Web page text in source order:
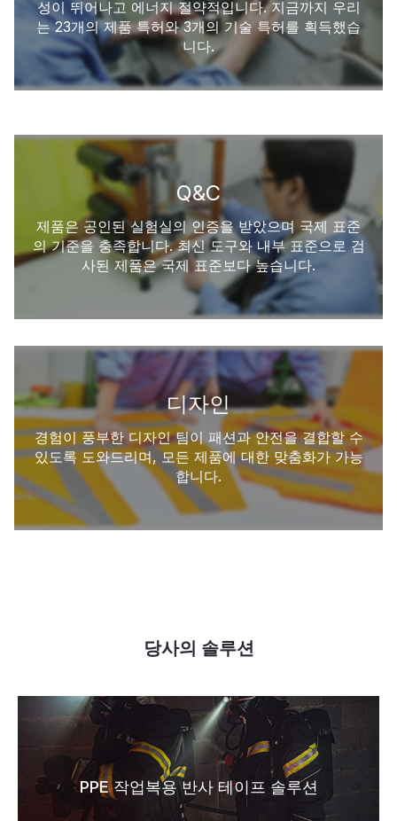
성이 뛰어나고 에너지 절약적입니다. 지금까지 우리
는 23개의 제품 특허와 3개의 기술 특허를 획득했습
니다.
Q&C
제품은 공인된 실험실의 인증을 받았으며 국제 표준
의 기준을 충족합니다. 최신 도구와 내부 표준으로 검
사된 제품은 국제 표준보다 높습니다.
디자인
경험이 풍부한 디자인 팀이 패션과 안전을 결합할 수
있도록 도와드리며, 모든 제품에 대한 맞춤화가 가능
합니다.
당사의 솔루션
PPE 작업복용 반사 테이프 솔루션